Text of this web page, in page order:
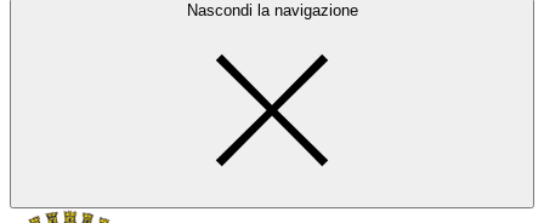
Nascondi la navigazione